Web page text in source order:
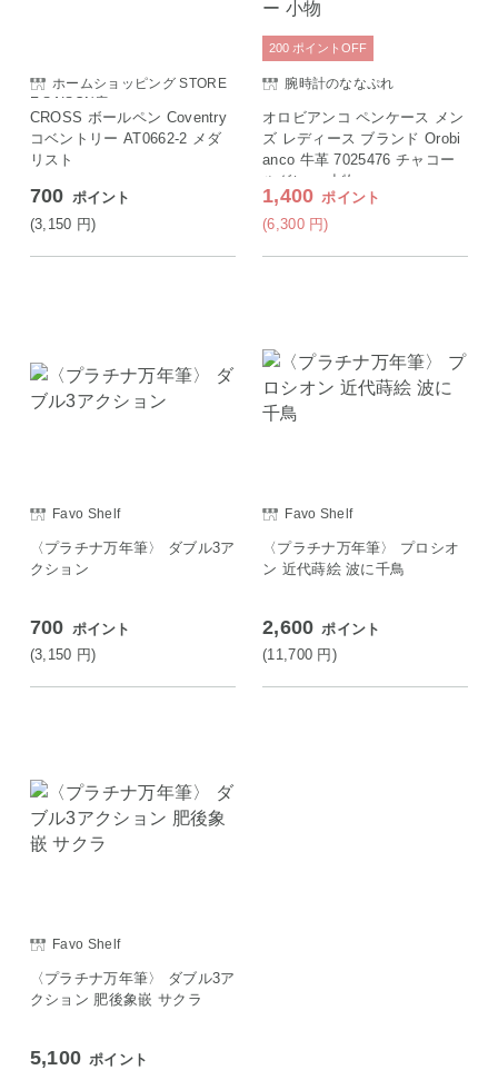
ホームショッピング STORE
E SAISON店
CROSS ボールペン Coventry
コベントリー AT0662-2 メダ
リスト
700 ポイント
(3,150 円)
腕時計のななぷれ
オロビアンコ ペンケース メン
ズ レディース ブランド Orobi
anco 牛革 7025476 チャコー
ルグレー 小物
1,400 ポイント
(6,300 円)
200 ポイント OFF
Favo Shelf
〈プラチナ万年筆〉 ダブル3ア
クション
700 ポイント
(3,150 円)
Favo Shelf
〈プラチナ万年筆〉 プロシオ
ン 近代蒔絵 波に千鳥
2,600 ポイント
(11,700 円 )
Favo Shelf
〈プラチナ万年筆〉 ダブル3ア
クション 肥後象嵌 サクラ
5,100 ポイント